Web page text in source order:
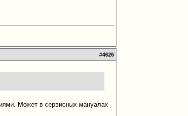
#4626
Может в сервисных мануалах